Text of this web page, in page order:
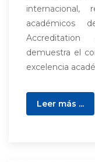
académicos
demuestra el
excelencia
Leer más ...